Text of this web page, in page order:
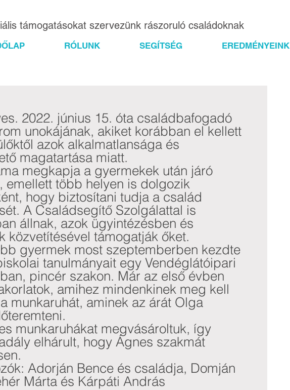
támogatásokat szervezünk rászoruló családoknak
RÓLUNK SEGÍTSÉG EREDMÉNYEINK
2022. június 15. óta családbafogadó
unokájának, akiket korábban el kellett
azok alkalmatlansága és
magatartása miatt.
emellett több helyen is dolgozik
hogy biztosítani tudja a család
A Családsegítő Szolgálattal is
állnak, azok ügyintézésben és
közvetítésével támogatják őket.
gyermek most szeptemberben kezdte
tanulmányait egy Vendéglátóipari
pincér szakon. Már az első évben
amihez mindenkinek meg kell
munkaruhát, aminek az árát Olga
munkaruhákat megvásároltuk, így
elhárult, hogy Ágnes szakmát
Adorján Bence és családja, Domján
Márta és Kárpáti András